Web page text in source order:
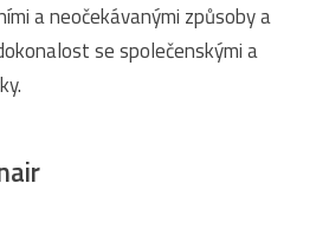
a neočekávanými způsoby a
se společenskými a